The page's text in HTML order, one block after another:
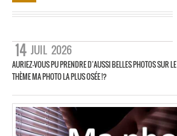
14 JUIL 2026
AURIEZ-VOUS PU PRENDRE D’AUSSI BELLES PHOTOS SUR LE
THÈME MA PHOTO LA PLUS OSÉE !?